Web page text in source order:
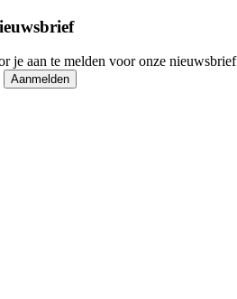
je aan te melden voor onze nieuwsbrief
Aanmelden